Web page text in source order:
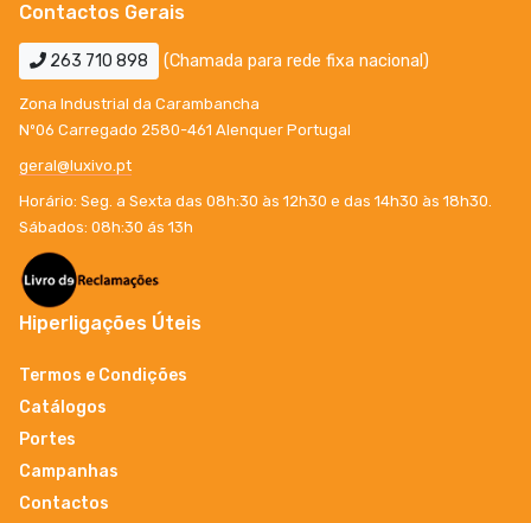
Contactos Gerais
263 710 898 (Chamada para rede fixa nacional)
Zona Industrial da Carambancha
Nº06 Carregado 2580-461 Alenquer Portugal
geral@luxivo.pt
Horário: Seg. a Sexta das 08h:30 às 12h30 e das 14h30 às 18h30.
Sábados: 08h:30 ás 13h
Hiperligações Úteis
Termos e Condições
Catálogos
Portes
Campanhas
Contactos